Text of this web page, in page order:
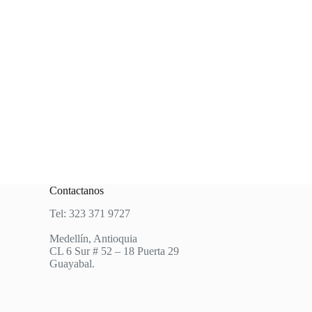
Contactanos
Tel: 323 371 9727
Medellín, Antioquia
CL 6 Sur # 52 – 18 Puerta 29
Guayabal.